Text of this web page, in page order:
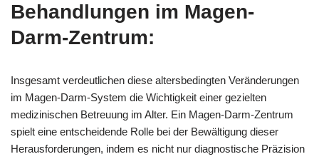
Behandlungen im Magen-
Darm-Zentrum:
Insgesamt verdeutlichen diese altersbedingten Veränderungen
im Magen-Darm-System die Wichtigkeit einer gezielten
medizinischen Betreuung im Alter. Ein Magen-Darm-Zentrum
spielt eine entscheidende Rolle bei der Bewältigung dieser
Herausforderungen, indem es nicht nur diagnostische Präzision